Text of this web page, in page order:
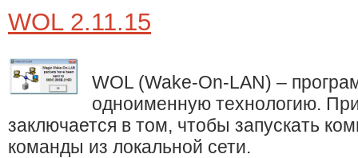
WOL 2.11.15
WOL (Wake-On-LAN) –
одноименную технологию.
заключается в том, чтобы запускать
команды из локальной сети.